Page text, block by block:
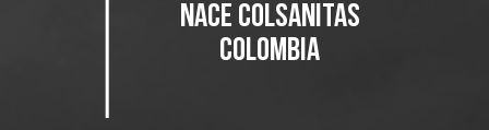
Nace Colsanitas
Colombia